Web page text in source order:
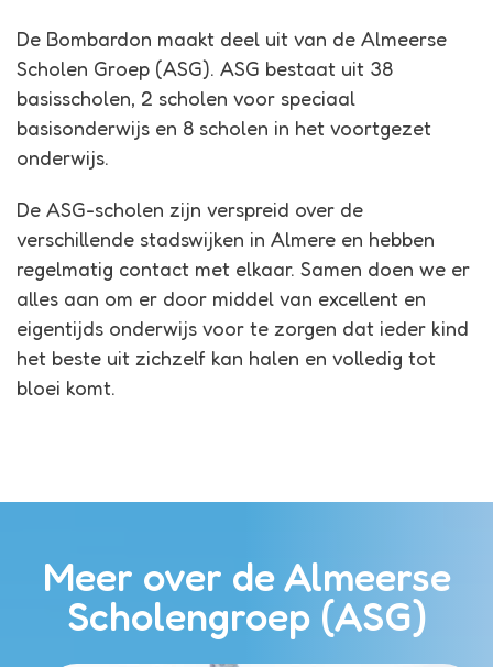
De Bombardon maakt deel uit van de Almeerse
Scholen Groep (ASG). ASG bestaat uit 38
basisscholen, 2 scholen voor speciaal
basisonderwijs en 8 scholen in het voortgezet
onderwijs.
De ASG-scholen zijn verspreid over de
verschillende stadswijken in Almere en hebben
regelmatig contact met elkaar. Samen doen we er
alles aan om er door middel van excellent en
eigentijds onderwijs voor te zorgen dat ieder kind
het beste uit zichzelf kan halen en volledig tot
bloei komt.
Meer over de Almeerse
Scholengroep (ASG)